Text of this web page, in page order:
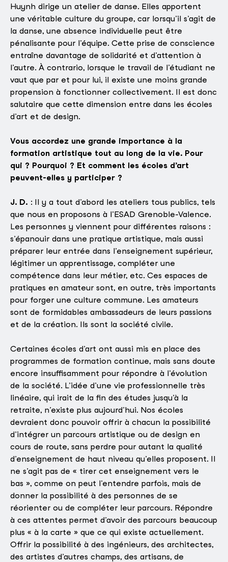
Huynh dirige un atelier de danse. Elles apportent
une véritable culture du groupe, car lorsqu’il s’agit de
la danse, une absence individuelle peut être
pénalisante pour l’équipe. Cette prise de conscience
entraîne davantage de solidarité et d’attention à
l’autre. À contrario, lorsque le travail de l’étudiant ne
vaut que par et pour lui, il existe une moins grande
propension à fonctionner collectivement. Il est donc
salutaire que cette dimension entre dans les écoles
d’art et de design.
Vous accordez une grande importance à la
formation artistique tout au long de la vie. Pour
qui ? Pourquoi ? Et comment les écoles d’art
peuvent-elles y participer ?
J. D. : Il y a tout d’abord les ateliers tous publics, tels
que nous en proposons à l’ESAD Grenoble-Valence.
Les personnes y viennent pour différentes raisons :
s’épanouir dans une pratique artistique, mais aussi
préparer leur entrée dans l’enseignement supérieur,
légitimer un apprentissage, compléter une
compétence dans leur métier, etc. Ces espaces de
pratiques en amateur sont, en outre, très importants
pour forger une culture commune. Les amateurs
sont de formidables ambassadeurs de leurs passions
et de la création. Ils sont la société civile.
Certaines écoles d’art ont aussi mis en place des
programmes de formation continue, mais sans doute
encore insuffisamment pour répondre à l’évolution
de la société. L’idée d’une vie professionnelle très
linéaire, qui irait de la fin des études jusqu’à la
retraite, n’existe plus aujourd’hui. Nos écoles
devraient donc pouvoir offrir à chacun la possibilité
d’intégrer un parcours artistique ou de design en
cours de route, sans perdre pour autant la qualité
d’enseignement de haut niveau qu’elles proposent. Il
ne s’agit pas de « tirer cet enseignement vers le
bas », comme on peut l’entendre parfois, mais de
donner la possibilité à des personnes de se
réorienter ou de compléter leur parcours. Répondre
à ces attentes permet d’avoir des parcours beaucoup
plus « à la carte » que ce qui existe actuellement.
Offrir la possibilité à des ingénieurs, des architectes,
des artistes d’autres champs, des artisans, de